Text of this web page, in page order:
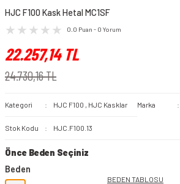
HJC F100 Kask Hetal MC1SF
0.0 Puan - 0 Yorum
22.257,14 TL
24.730,16 TL
Kategori HJC F100 , HJC Kasklar Marka
Stok Kodu HJC.F100.13
Önce Beden Seçiniz
Beden
BEDEN TABLOSU